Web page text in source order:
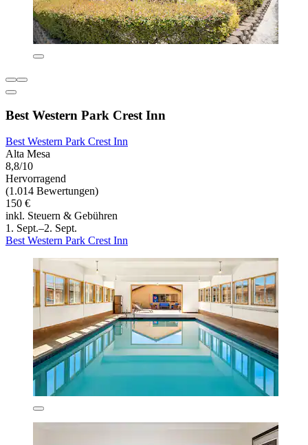
Best Western Park Crest Inn
Best Western Park Crest Inn
Alta Mesa
8,8/10
Hervorragend
(1.014 Bewertungen)
150 €
inkl. Steuern & Gebühren
1. Sept.–2. Sept.
Best Western Park Crest Inn